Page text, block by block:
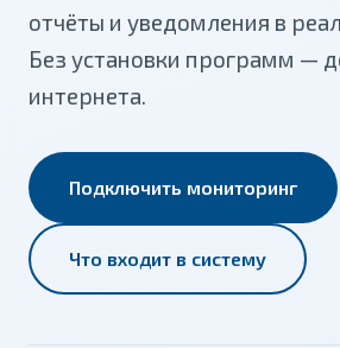
отчёты и уведомления в
Без установки программ —
интернета.
Подключить мониторинг
Что входит в систему